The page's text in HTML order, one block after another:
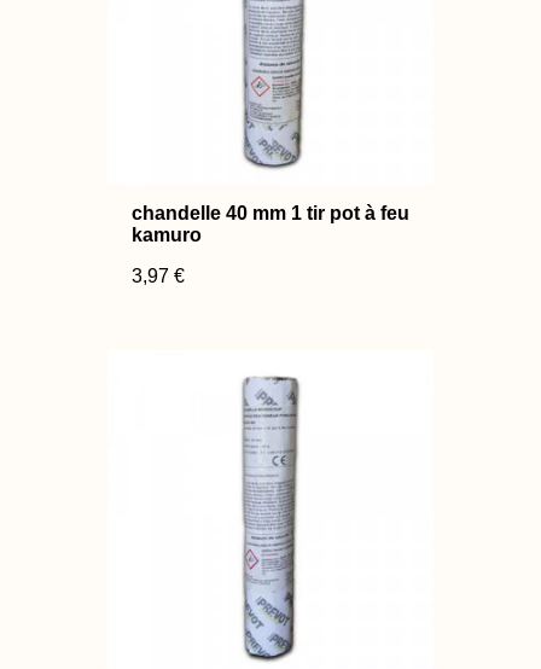
chandelle 40 mm 1 tir pot à feu
kamuro
3,97 €